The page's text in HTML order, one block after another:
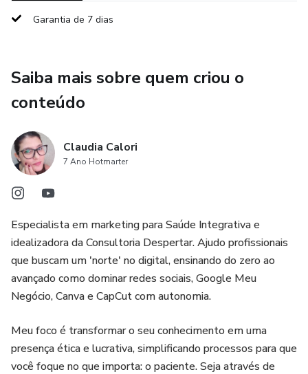
Negócio é a maior vitrine gratuita do mundo.
Eu criei este guia prático e direto ao ponto para
profissionais de saúde que desejam ter autonomia digital.
Vou te pegar pela mão e mostrar como configurar, otimizar
e manter o seu perfil no Google sempre no topo.
O que você vai aprender:
- Passo a Passo Técnico: Como criar sua conta do zero
(sem erros comuns).
- Otimização Estratégica: As palavras-chave certas para o
nicho de saúde integrativa.
- Fotos que Geram Confiança: O que postar para passar
acolhimento e autoridade.
Garantia de 7 dias
Saiba mais sobre quem criou o
conteúdo
Claudia Calori
7 Ano Hotmarter
Especialista em marketing para Saúde Integrativa e
idealizadora da Consultoria Despertar. Ajudo profissionais
que buscam um 'norte' no digital, ensinando do zero ao
avançado como dominar redes sociais, Google Meu
Negócio, Canva e CapCut com autonomia.
Meu foco é transformar o seu conhecimento em uma
presença ética e lucrativa, simplificando processos para que
você foque no que importa: o paciente. Seja através de